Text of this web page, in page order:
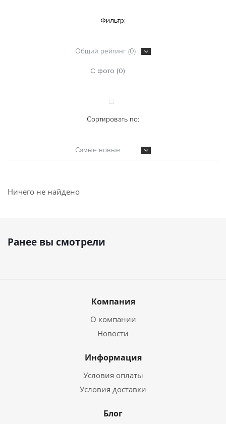
Фильтр:
Общий рейтинг (0)
С фото (0)
Сортировать по:
Самые новые
Ничего не найдено
Ранее вы смотрели
Компания
О компании
Новости
Информация
Условия оплаты
Условия доставки
Блог